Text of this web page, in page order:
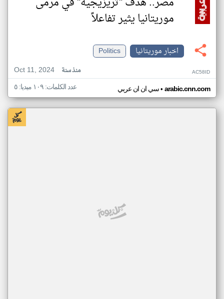
موريتانيا يثير تفاعلاً
اخبار موريتانيا
Politics
Oct 11, 2024
منذ سنة AC58ID
سي ان ان عربي• arabic.cnn.com عدد الكلمات: ١٠٩ ميديا: ٥